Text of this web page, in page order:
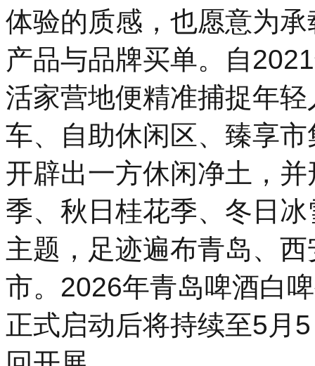
体验的质感，也愿意为
产品与品牌买单。自
活家营地便精准捕捉年
车、自助休闲区、臻享
开辟出一方休闲净土，
季、秋日桂花季、冬日
主题，足迹遍布青岛、
市。2026年青岛啤酒白
正式启动后将持续至5月